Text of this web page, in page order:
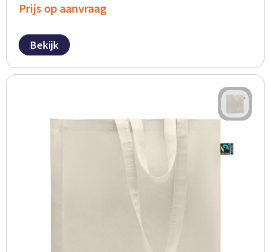
Prijs op aanvraag
Bekijk